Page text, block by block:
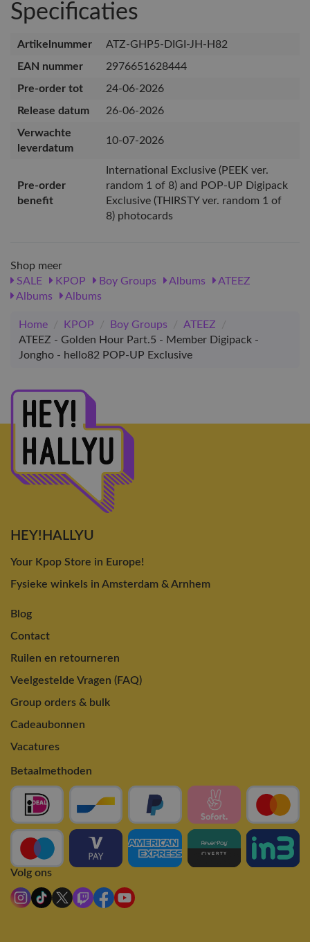
Specificaties
Artikelnummer
ATZ-GHP5-DIGI-JH-H82
EAN nummer
2976651628444
Pre-order tot
24-06-2026
Release datum
26-06-2026
Verwachte
leverdatum
10-07-2026
Pre-order
benefit
International Exclusive (PEEK ver.
random 1 of 8) and POP-UP Digipack
Exclusive (THIRSTY ver. random 1 of
8) photocards
Shop meer
SALE
KPOP Boy Groups Albums
ATEEZ
Albums
Albums
Home / KPOP / Boy Groups / ATEEZ
/
ATEEZ - Golden Hour Part.5 - Member Digipack -
Jongho - hello82 POP-UP Exclusive
HEY!HALLYU
Your Kpop Store in Europe!
Fysieke winkels in Amsterdam & Arnhem
Blog
Contact
Ruilen en retourneren
Veelgestelde Vragen (FAQ)
Group orders & bulk
Cadeaubonnen
Vacatures
Betaalmethoden
Volg ons